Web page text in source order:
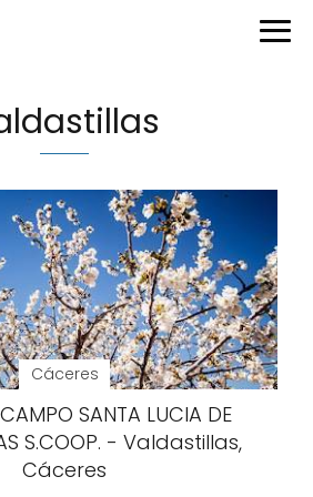
Cáceres
SANTA LUCIA DE
S.COOP. - Valdastillas,
Cáceres